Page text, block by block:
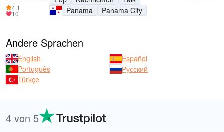
Panama
Panama City
4.1
10
Andere Sprachen
English
Español
Português
Русский
Türkçe
4 von 5